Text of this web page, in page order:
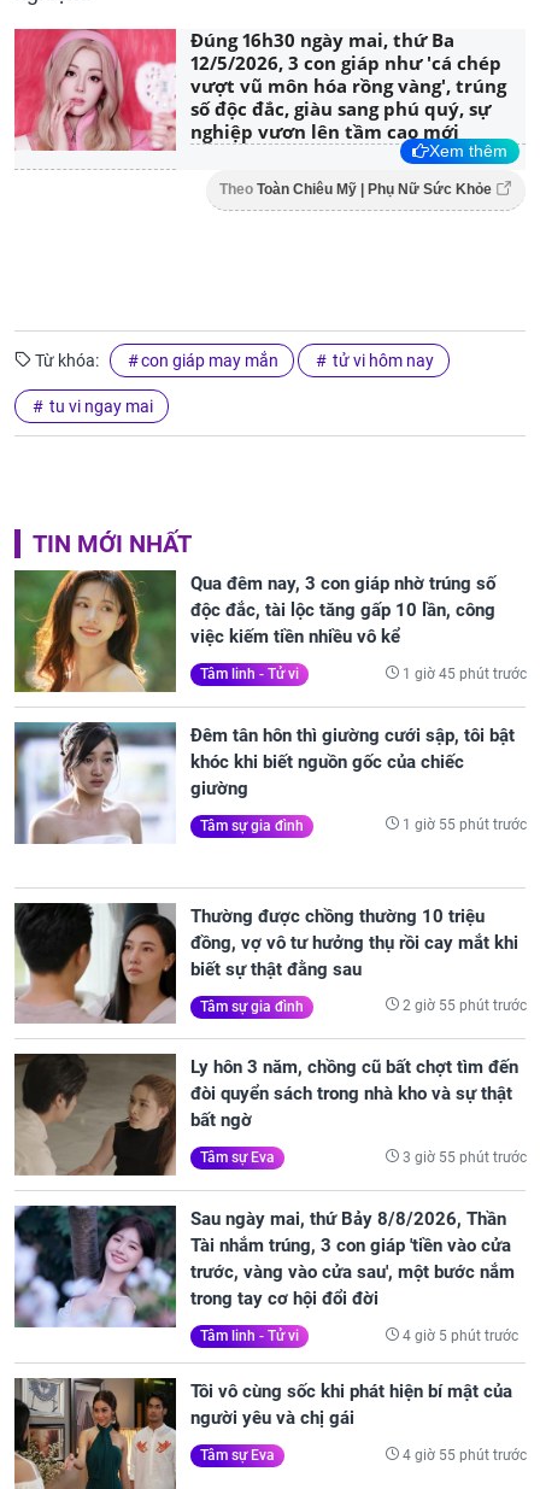
Đúng 16h30 ngày mai, thứ Ba
12/5/2026, 3 con giáp như 'cá chép
vượt vũ môn hóa rồng vàng', trúng
số độc đắc, giàu sang phú quý, sự
nghiệp vươn lên tầm cao mới
Xem thêm
Theo Toàn Chiêu Mỹ | Phụ Nữ Sức Khỏe
Từ khóa: con giáp may mắn tử vi hôm nay
tu vi ngay mai
TIN MỚI NHẤT
Qua đêm nay, 3 con giáp nhờ trúng số
độc đắc, tài lộc tăng gấp 10 lần, công
việc kiếm tiền nhiều vô kể
Tâm linh - Tử vi 1 giờ 45 phút trước
Đêm tân hôn thì giường cưới sập, tôi bật
khóc khi biết nguồn gốc của chiếc
giường
Tâm sự gia đình 1 giờ 55 phút trước
Thường được chồng thường 10 triệu
đồng, vợ vô tư hưởng thụ rồi cay mắt khi
biết sự thật đằng sau
Tâm sự gia đình 2 giờ 55 phút trước
Ly hôn 3 năm, chồng cũ bất chợt tìm đến
đòi quyển sách trong nhà kho và sự thật
bất ngờ
Tâm sự Eva 3 giờ 55 phút trước
Sau ngày mai, thứ Bảy 8/8/2026, Thần
Tài nhắm trúng, 3 con giáp 'tiền vào cửa
trước, vàng vào cửa sau', một bước nắm
trong tay cơ hội đổi đời
Tâm linh - Tử vi 4 giờ 5 phút trước
Tôi vô cùng sốc khi phát hiện bí mật của
người yêu và chị gái
Tâm sự Eva 4 giờ 55 phút trước